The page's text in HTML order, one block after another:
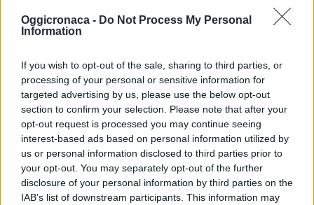
Oggicronaca - Do Not Process My Personal
Information
If you wish to opt-out of the sale, sharing to third parties, or
processing of your personal or sensitive information for
targeted advertising by us, please use the below opt-out
section to confirm your selection. Please note that after your
opt-out request is processed you may continue seeing
interest-based ads based on personal information utilized by
us or personal information disclosed to third parties prior to
your opt-out. You may separately opt-out of the further
disclosure of your personal information by third parties on the
IAB’s list of downstream participants. This information may
Condividi:
WhatsApp
Telegram
Stampa
Correlati